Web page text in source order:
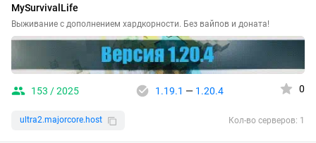
MySurvivalLife
Выживание с дополнением хардкорности. Без вайпов и доната!
153 / 2025 1.19.1 — 1.20.4 0
ultra2.majorcore.host Кол-во серверов: 1